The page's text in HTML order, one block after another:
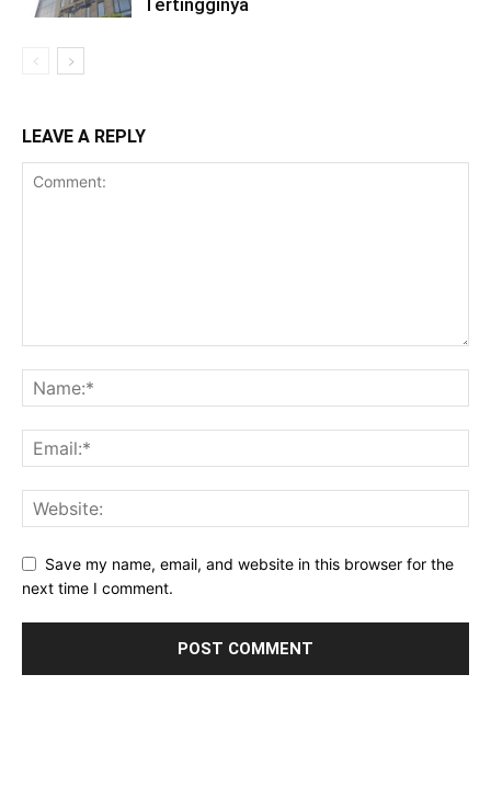
Tertingginya
LEAVE A REPLY
Save my name, email, and website in this browser for the
next time I comment.